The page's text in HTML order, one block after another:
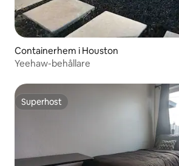
Containerhem i Houston
Yeehaw-behållare
Superhost
Superhost